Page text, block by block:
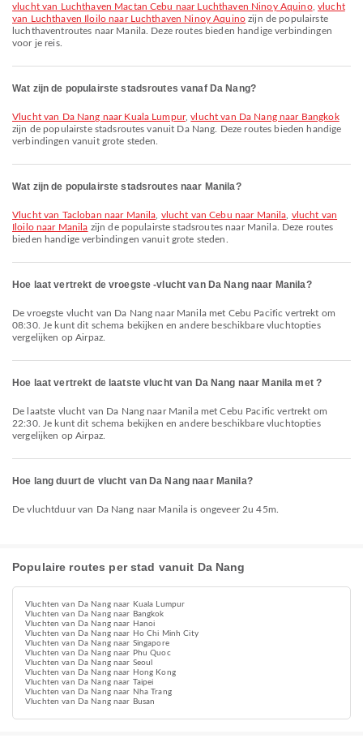
vlucht van Luchthaven Mactan Cebu naar Luchthaven Ninoy Aquino, vlucht
van Luchthaven Iloilo naar Luchthaven Ninoy Aquino zijn de populairste
luchthaventroutes naar Manila. Deze routes bieden handige verbindingen
voor je reis.
Wat zijn de populairste stadsroutes vanaf Da Nang?
vlucht van Da Nang naar Kuala Lumpur,vlucht van Da Nang naar Bangkok
zijn de populairste stadsroutes vanuit Da Nang. Deze routes bieden handige
verbindingen vanuit grote steden.
Wat zijn de populairste stadsroutes naar Manila?
vlucht van Tacloban naar Manila vlucht van Cebu naar Manila vlucht van
Iloilo naar Manila zijn de populairste stadsroutes naar Manila. Deze routes
bieden handige verbindingen vanuit grote steden.
Hoe laat vertrekt de vroegste -vlucht van Da Nang naar Manila?
De vroegste vlucht van Da Nang naar Manila met Cebu Pacific vertrekt om
08:30. Je kunt dit schema bekijken en andere beschikbare vluchtopties
vergelijken op Airpaz.
Hoe laat vertrekt de laatste vlucht van Da Nang naar Manila met ?
De laatste vlucht van Da Nang naar Manila met Cebu Pacific vertrekt om
22:30. Je kunt dit schema bekijken en andere beschikbare vluchtopties
vergelijken op Airpaz.
Hoe lang duurt de vlucht van Da Nang naar Manila?
De vluchtduur van Da Nang naar Manila is ongeveer 2u 45m.
Populaire routes per stad vanuit Da Nang
Vluchten van Da Nang naar Kuala Lumpur
Vluchten van Da Nang naar Bangkok
Vluchten van Da Nang naar Hanoi
Vluchten van Da Nang naar Ho Chi Minh City
Vluchten van Da Nang naar Singapore
Vluchten van Da Nang naar Phu Quoc
Vluchten van Da Nang naar Seoul
Vluchten van Da Nang naar Hong Kong
Vluchten van Da Nang naar Taipei
Vluchten van Da Nang naar Nha Trang
Vluchten van Da Nang naar Busan